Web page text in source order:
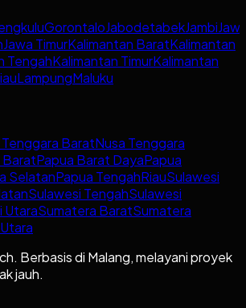
GorontaloJabodetabekJambi
Jawa TimurKalimantan BaratKalimantan
TengahKalimantan TimurKalimantan
LampungMaluku
Tenggara BaratNusa Tenggara
BaratPapua Barat DayaPapua
SelatanPapua TengahRiauSulawesi
Sulawesi TengahSulawesi
UtaraSumatera BaratSumatera
Berbasis di Malang, melayani proyek
jauh.